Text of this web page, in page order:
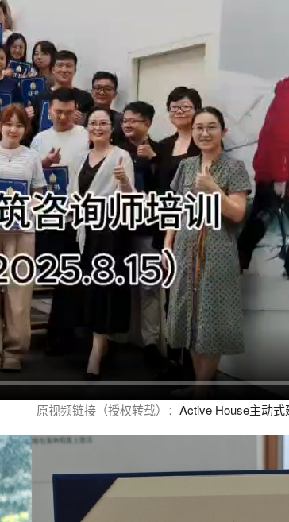
原视频链接（授权转载）： Active House主动式